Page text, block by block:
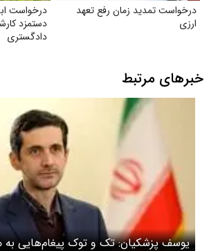
درخواست تمدید زمان رفع تعهد
ارزی
درخواست
دستمزد
دادگستری
خبرهای مرتبط
یوسف پزشکیان: تک و توک پیغام‌هایی